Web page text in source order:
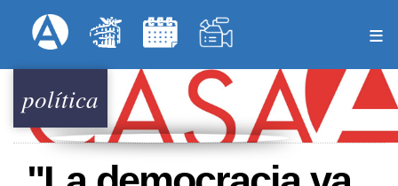
al
principal
Menú Superior
política